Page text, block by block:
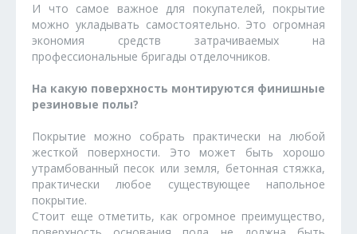
И что самое важное для покупателей, покрытие
можно укладывать самостоятельно. Это огромная
экономия средств затрачиваемых на
профессиональные бригады отделочников.
На какую поверхность монтируются финишные
резиновые полы?
Покрытие можно собрать практически на любой
жесткой поверхности. Это может быть хорошо
утрамбованный песок или земля, бетонная стяжка,
практически любое существующее напольное
покрытие.
Стоит еще отметить, как огромное преимущество,